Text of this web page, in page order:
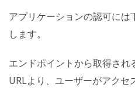
アプリケーションの認可に
します。
エンドポイントから取得さ
URLより、ユーザーがアクセ